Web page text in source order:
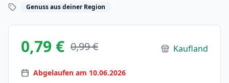
Genuss aus deiner Region
0,79 € 0,99 € Kaufland
Abgelaufen am 10.06.2026